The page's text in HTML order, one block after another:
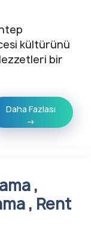
kültürünü
bir
Daha Fazlası
→
,
, Rent